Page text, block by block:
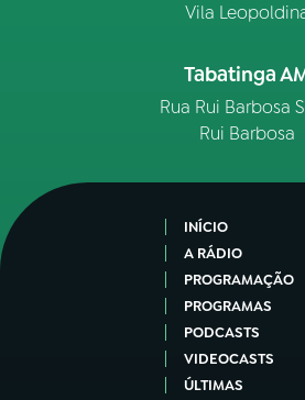
Vila
Tabatinga
Rua Rui Barbosa
Rui Barbosa
INÍCIO
A RÁDIO
PROGRAMAÇÃO
PROGRAMAS
PODCASTS
VIDEOCASTS
ÚLTIMAS